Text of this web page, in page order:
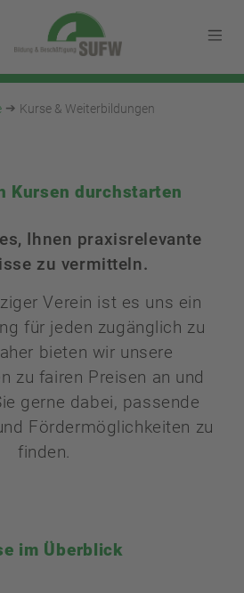
Kurse & Weiterbildungen
Kursen durchstarten
Ihnen praxisrelevante
zu vermitteln.
Verein ist es uns ein
für jeden zugänglich zu
bieten wir unsere
zu fairen Preisen an und
gerne dabei, passende
Fördermöglichkeiten zu
finden.
im Überblick